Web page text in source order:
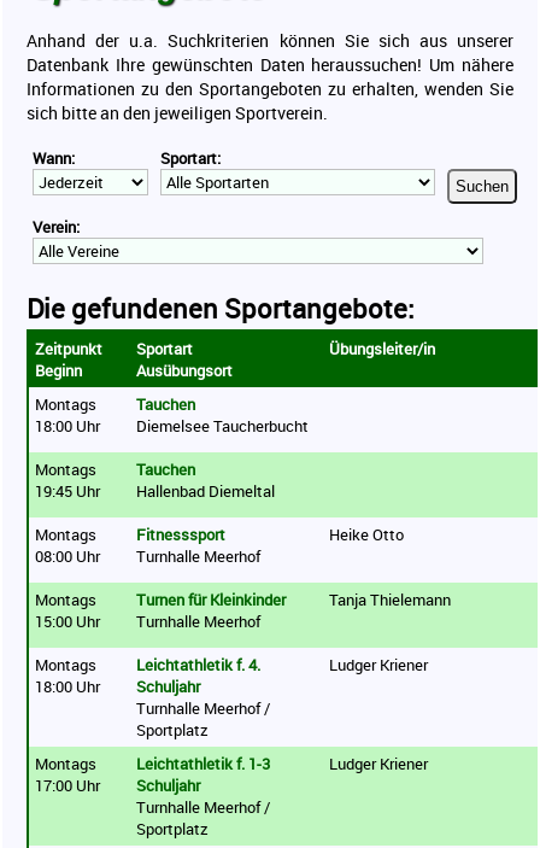
Vereine
Ergebnisse
Kontakt
Anhand der u.a. Suchkriterien können Sie sich aus unserer
Datenbank Ihre gewünschten Daten heraussuchen! Um nähere
Informationen zu den Sportangeboten zu erhalten, wenden Sie
sich bitte an den jeweiligen Sportverein.
Wann: Sportart:
Suchen
Verein:
Die gefundenen Sportangebote:
Zeitpunkt
Beginn
Sportart
Ausübungsort
Übungsleiter/in
Montags
18:00 Uhr
Tauchen
Diemelsee Taucherbucht
Montags
19:45 Uhr
Tauchen
Hallenbad Diemeltal
Montags
08:00 Uhr
Fitnesssport
Turnhalle Meerhof
Heike Otto
Montags
15:00 Uhr
Turnen für Kleinkinder
Turnhalle Meerhof
Tanja Thielemann
Montags
18:00 Uhr
Leichtathletik f. 4.
Schuljahr
Turnhalle Meerhof /
Sportplatz
Ludger Kriener
Montags
17:00 Uhr
Leichtathletik f. 1-3
Schuljahr
Turnhalle Meerhof /
Sportplatz
Ludger Kriener